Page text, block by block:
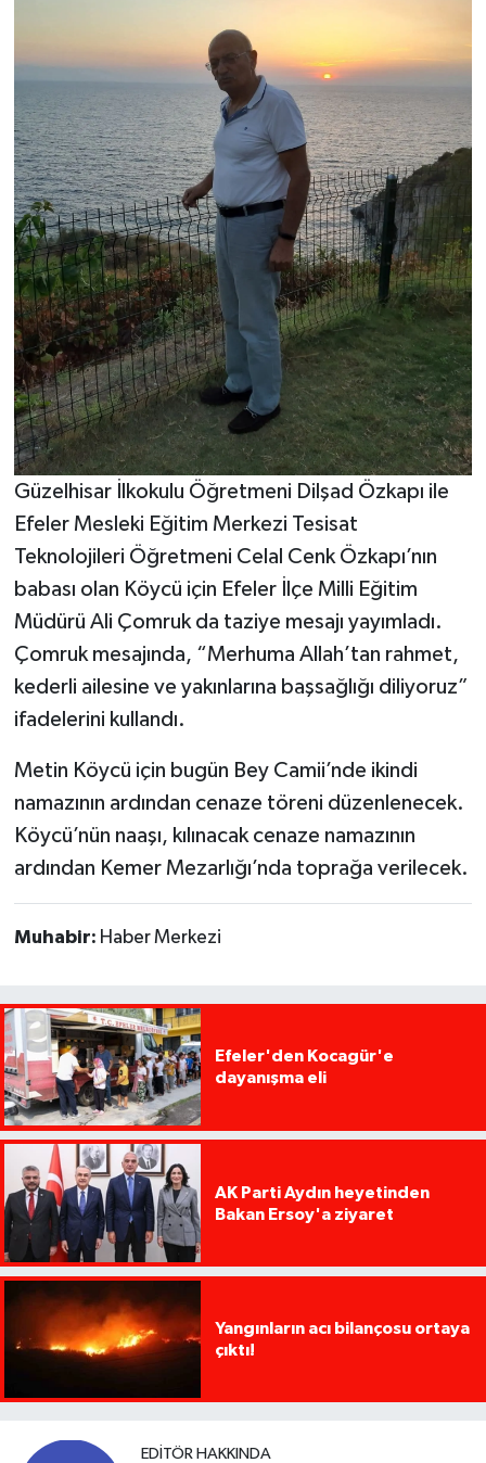
Güzelhisar İlkokulu Öğretmeni Dilşad Özkapı ile
Efeler Mesleki Eğitim Merkezi Tesisat
Teknolojileri Öğretmeni Celal Cenk Özkapı’nın
babası olan Köycü için Efeler İlçe Milli Eğitim
Müdürü Ali Çomruk da taziye mesajı yayımladı.
Çomruk mesajında, “Merhuma Allah’tan rahmet,
kederli ailesine ve yakınlarına başsağlığı diliyoruz”
ifadelerini kullandı.
Metin Köycü için bugün Bey Camii’nde ikindi
namazının ardından cenaze töreni düzenlenecek.
Köycü’nün naaşı, kılınacak cenaze namazının
ardından Kemer Mezarlığı’nda toprağa verilecek.
Muhabir: Haber Merkezi
Efeler'den Kocagür'e
dayanışma eli
AK Parti Aydın heyetinden
Bakan Ersoy'a ziyaret
Yangınların acı bilançosu ortaya
çıktı!
EDITÖR HAKKINDA